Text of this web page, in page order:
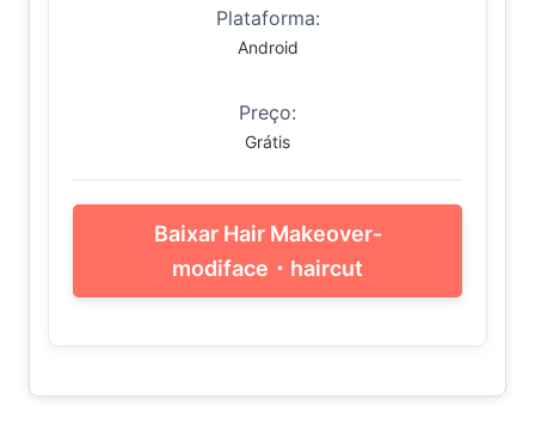
Plataforma:
Android
Preço:
Grátis
Baixar Hair Makeover-
modiface・haircut